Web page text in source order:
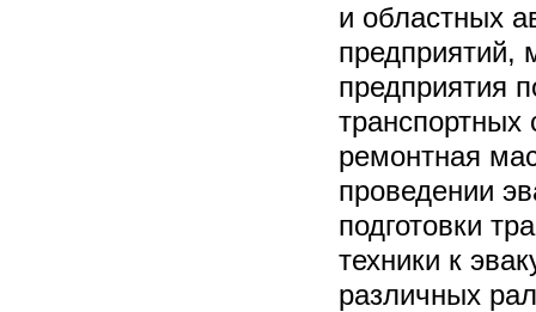
и областных
предприятий,
предприятия
транспортных
ремонтная
проведении
подготовки
техники к
различных